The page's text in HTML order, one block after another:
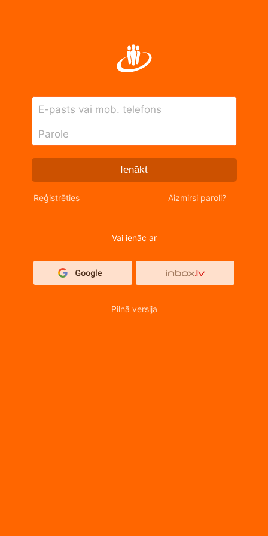
E-pasts vai mob. telefons
Parole
Ienākt
Reģistrēties Aizmirsi paroli?
Vai ienāc ar
Pilnā versija